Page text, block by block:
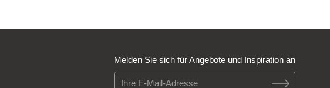
Melden Sie sich für Angebote und Inspiration an